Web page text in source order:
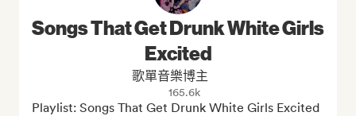
Songs That Get Drunk White Girls
Excited
歌單音樂博主
165.6k
Playlist: Songs That Get Drunk White Girls Excited